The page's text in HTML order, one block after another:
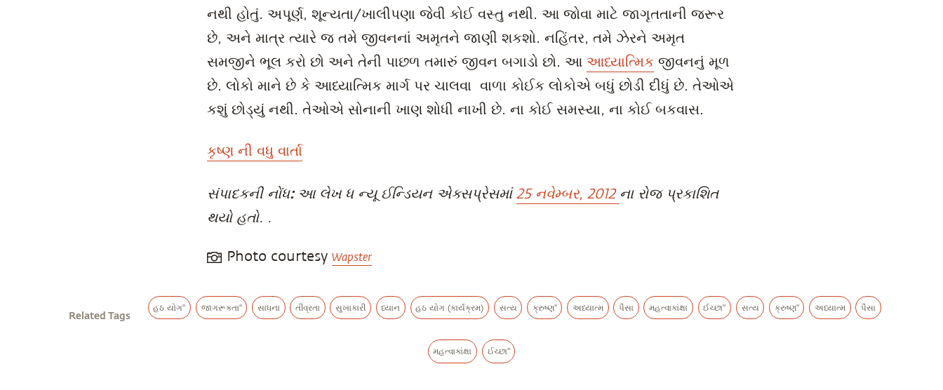
નથી હોતું. અપૂર્ણ, શૂન્યતા/ખાલીપણા જેવી કોઈ વસ્તુ નથી. આ જોવા માટે જાગૃતતાની જરૂર
છે, અને માત્ર ત્યારે જ તમે જીવનનાં અમૃતને જાણી શકશો. નહિંતર, તમે ઝેરને અમૃત
સમજીને ભૂલ કરો છો અને તેની પાછળ તમારું જીવન બગાડો છો. આ આધ્યાત્મિક જીવનનું મૂળ
છે. લોકો માને છે કે આધ્યાત્મિક માર્ગ પર ચાલવા વાળા કોઈક લોકોએ બધું છોડી દીધું છે. તેઓએ
કશું છોડ્યું નથી. તેઓએ સોનાની ખાણ શોધી નાખી છે. ના કોઈ સમસ્યા, ના કોઈ બકવાસ.
કૃષ્ણ ની વધુ વાર્તા
સંપાદકની નોંધ: આ લેખ ધ ન્યૂ ઈન્ડિયન એક્સપ્રેસમાં 25 નવેમ્બર, 2012 ના રોજ પ્રકાશિત
થયો હતો. .
Photo courtesy Wapster
Related Tags
હઠ યોગ" જાગરૂકતા" સાધના તીવ્રતા સુખાકારી ધ્યાન હઠ યોગ (કાર્યક્રમ) સત્ય ક્રુષ્ણ" અધ્યાત્મ પૈસા મહત્વાકાંક્ષા ઈચ્છા" સત્ય ક્રુષ્ણ" અધ્યાત્મ પૈસા
મહત્વાકાંક્ષા ઈચ્છા"